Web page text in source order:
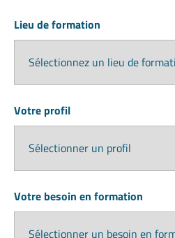
Lieu de formation
Votre profil
Votre besoin en formation